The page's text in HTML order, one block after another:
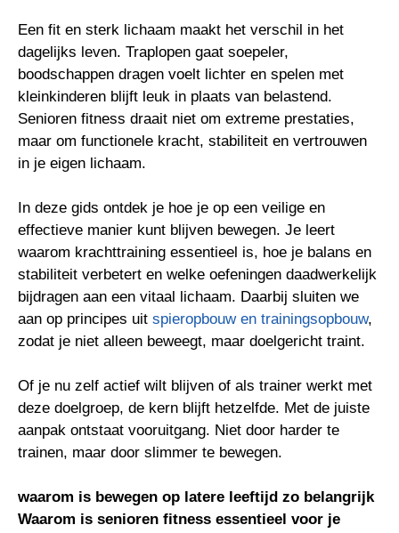
Een fit en sterk lichaam maakt het verschil in het
dagelijks leven. Traplopen gaat soepeler,
boodschappen dragen voelt lichter en spelen met
kleinkinderen blijft leuk in plaats van belastend.
Senioren fitness draait niet om extreme prestaties,
maar om functionele kracht, stabiliteit en vertrouwen
in je eigen lichaam.
In deze gids ontdek je hoe je op een veilige en
effectieve manier kunt blijven bewegen. Je leert
waarom krachttraining essentieel is, hoe je balans en
stabiliteit verbetert en welke oefeningen daadwerkelijk
bijdragen aan een vitaal lichaam. Daarbij sluiten we
aan op principes uit spieropbouw en trainingsopbouw,
zodat je niet alleen beweegt, maar doelgericht traint.
Of je nu zelf actief wilt blijven of als trainer werkt met
deze doelgroep, de kern blijft hetzelfde. Met de juiste
aanpak ontstaat vooruitgang. Niet door harder te
trainen, maar door slimmer te bewegen.
waarom is bewegen op latere leeftijd zo belangrijk
Waarom is senioren fitness essentieel voor je